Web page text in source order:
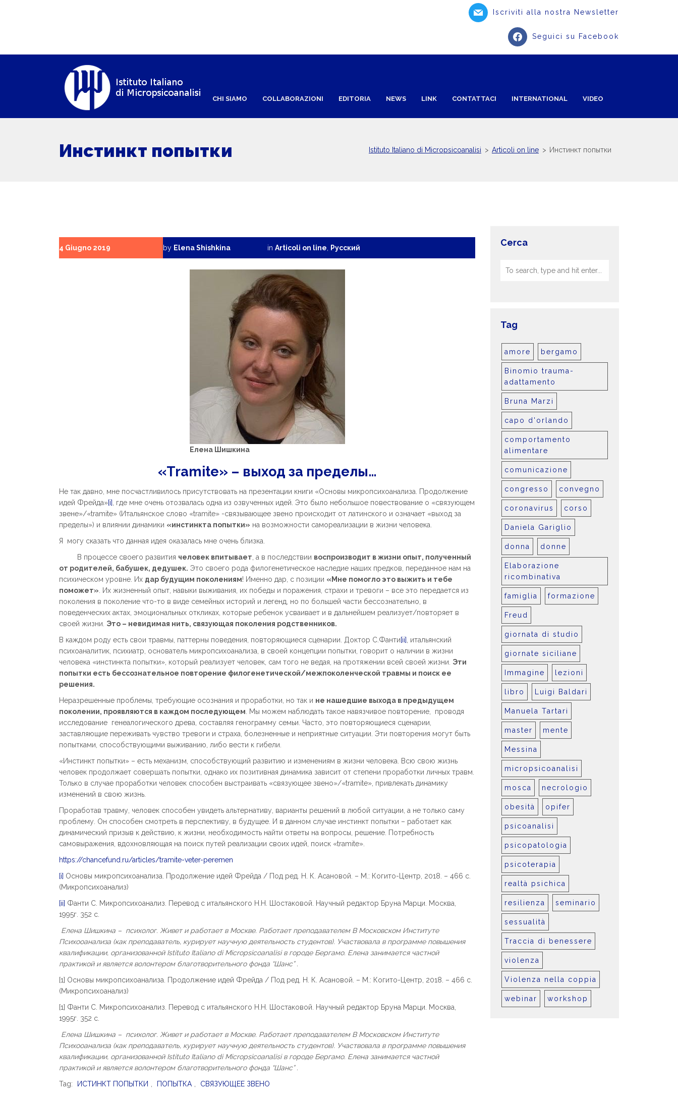
Iscriviti alla nostra Newsletter
Seguici su Facebook
CHI SIAMO COLLABORAZIONI EDITORIA NEWS LINK CONTATTACI INTERNATIONAL VIDEO
Инстинкт попытки Istituto Italiano di Micropsicoanalisi > Articoli on line > Инстинкт попытки
4 Giugno 2019 by Elena Shishkina in Articoli on line Pусский
Елена Шишкина
«Tramite» – выход за пределы…
Не так давно, мне посчастливилось присутствовать на презентации книги «Основы микропсихоанализа. Продолжение
идей Фрейда»[i]
, где мне очень отозвалась одна из озвученных идей. Это было небольшое повествование о «связующем
звене»/«tramite» (Итальянское слово «tramite» -связывающее звено происходит от латинского и означает «выход за
пределы») и влиянии динамики «инстинкта попытки» на возможности самореализации в жизни человека.
Я могу сказать что данная идея оказалась мне очень близка.
В процессе своего развития человек впитывает , а в последствии воспроизводит в жизни опыт, полученный
от родителей, бабушек, дедушек. Это своего рода филогенетическое наследие наших предков, переданное нам на
психическом уровне. Их дар будущим поколениям! Именно дар, с позиции «Мне помогло это выжить и тебе
поможет» . Их жизненный опыт, навыки выживания, их победы и поражения, страхи и тревоги – все это передается из
поколения в поколение что-то в виде семейных историй и легенд, но по большей части бессознательно, в
поведенческих актах, эмоциональных откликах, которые ребенок усваивает и в дальнейшем реализует/повторяет в
своей жизни. Это – невидимая нить, связующая поколения родственников.
В каждом роду есть свои травмы, паттерны поведения, повторяющиеся сценарии. Доктор С.Фанти[ii]
, итальянский
психоаналитик, психиатр, основатель микропсихоанализа, в своей концепции попытки, говорит о наличии в жизни
человека «инстинкта попытки», который реализует человек, сам того не ведая, на протяжении всей своей жизни. Эти
попытки есть бессознательное повторение филогенетической/межпоколенческой травмы и поиск ее
решения.
Неразрешенные проблемы, требующие осознания и проработки, но так и не нашедшие выхода в предыдущем
поколении, проявляются в каждом последующем . Мы можем наблюдать такое навязчивое повторение, проводя
исследование генеалогического древа, составляя генограмму семьи. Часто, это повторяющиеся сценарии,
заставляющие переживать чувство тревоги и страха, болезненные и неприятные ситуации. Эти повторения могут быть
попытками, способствующими выживанию, либо вести к гибели.
«Инстинкт попытки» – есть механизм, способствующий развитию и изменениям в жизни человека. Всю свою жизнь
человек продолжает совершать попытки, однако их позитивная динамика зависит от степени проработки личных травм.
Только в случае проработки человек способен выстраивать «связующее звено»/«tramite», привлекать динамику
изменений в свою жизнь.
Проработав травму, человек способен увидеть альтернативу, варианты решений в любой ситуации, а не только саму
проблему. Он способен смотреть в перспективу, в будущее. И в данном случае инстинкт попытки – работает как
динамический призыв к действию, к жизни, необходимость найти ответы на вопросы, решение. Потребность
самовыражения, вдохновляющая на поиск путей реализации своих идей, поиск «tramite».
https://chancefund.ru/articles/tramite-veter-peremen
[i] Основы микропсихоанализа. Продолжение идей Фрейда / Под ред. Н. К. Асановой. – М.: Когито-Центр, 2018. – 466 с.
(Микропсихоанализ)
[ii] Фанти С. Микропсихоанализ. Перевод с итальянского Н.Н. Шостаковой. Научный редактор Бруна Марци. Москва,
1995г. 352 с.
Елена Шишкина – психолог. Живет и работает в Москве. Работает преподавателем В Московском Институте
Психооанализа (как преподаватель, курирует научную деятельность студентов). Участвовала в программе повышения
квалификации, организованной Istituto Italiano di Micropsicoanalisiв городе Бергамо. Елена занимается частной
практикой и является волонтером благотворительного фонда “Шанс” .
[1] Основы микропсихоанализа. Продолжение идей Фрейда / Под ред. Н. К. Асановой. – М.: Когито-Центр, 2018. – 466 с.
(Микропсихоанализ)
[1] Фанти С. Микропсихоанализ. Перевод с итальянского Н.Н. Шостаковой. Научный редактор Бруна Марци. Москва,
1995г. 352 с.
Елена Шишкина – психолог. Живет и работает в Москве. Работает преподавателем В Московском Институте
Психооанализа (как преподаватель, курирует научную деятельность студентов). Участвовала в программе повышения
квалификации, организованной Istituto Italiano di Micropsicoanalisiв городе Бергамо. Елена занимается частной
практикой и является волонтером благотворительного фонда “Шанс” .
Tag:
ИСТИНКТ ПОПЫТКИ ПОПЫТКА СВЯЗУЮЩЕЕ ЗВЕНО
Cerca
Tag
amore bergamo
Binomio trauma-
adattamento
Bruna Marzi
capo d'orlando
comportamento
alimentare
comunicazione
congresso convegno
coronavirus corso
Daniela Gariglio
donna donne
Elaborazione
ricombinativa
famiglia formazione
Freud
giornata di studio
giornate siciliane
Immagine lezioni
libro Luigi Baldari
Manuela Tartari
master mente
Messina
micropsicoanalisi
mosca necrologio
obesità opifer
psicoanalisi
psicopatologia
psicoterapia
realtà psichica
resilienza seminario
sessualità
Traccia di benessere
violenza
Violenza nella coppia
webinar workshop